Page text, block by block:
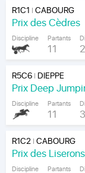
R1C1 |CABOURG
Prix des Cèdres
Discipline Partants
11
R5C6| DIEPPE
Prix Deep
Discipline Partants
11
R1C2|CABOURG
Prix des Liserons
Discipline Partants